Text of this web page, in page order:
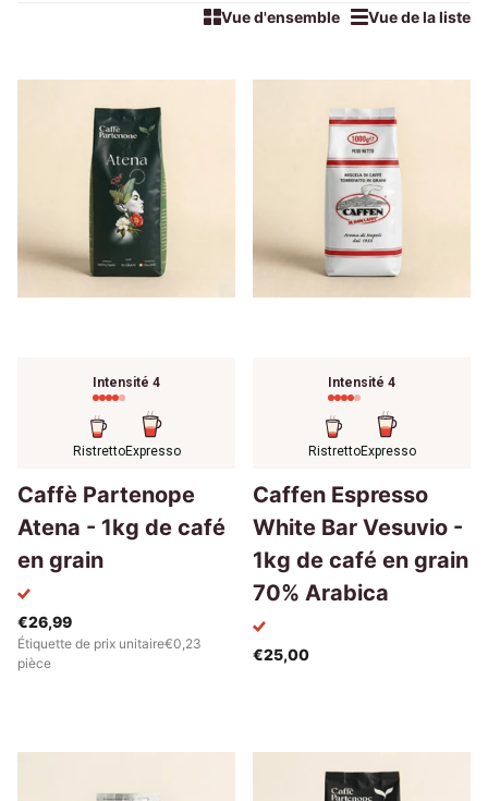
Vue d'ensemble Vue de la liste
Intensité 4
RistrettoExpresso
Caffè Partenope
Atena - 1kg de café
en grain
€26,99
Étiquette de prix unitaire€0,23
pièce
Intensité 4
RistrettoExpresso
Caffen Espresso
White Bar Vesuvio -
1kg de café en grain
70% Arabica
€25,00